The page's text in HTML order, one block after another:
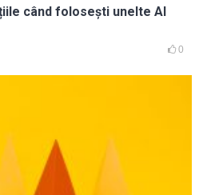
când folosești unelte AI
0